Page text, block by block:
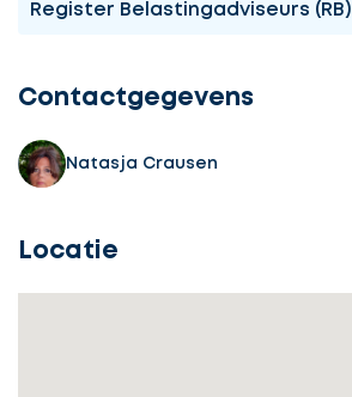
Register Belastingadviseurs (RB)
Contactgegevens
Natasja Crausen
Locatie
Ontvang
3
Selecteer